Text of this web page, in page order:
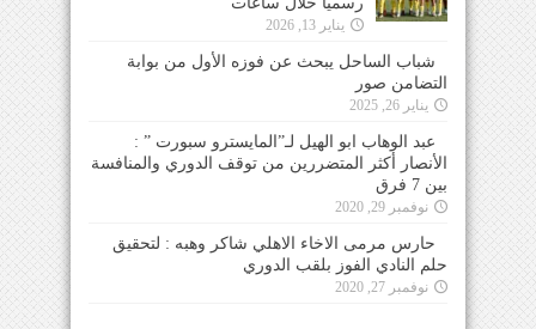
يناير 13, 2026
شباب الساحل يبحث عن فوزه الأول من بوابة
التضامن صور
يناير 26, 2025
عبد الوهاب ابو الهيل لـ”المايسترو سبورت ” :
الأنصار أكثر المتضررين من توقف الدوري والمنافسة
بين 7 فرق
نوفمبر 29, 2020
حارس مرمى الاخاء الاهلي شاكر وهبه : لتحقيق
حلم النادي الفوز بلقب الدوري
نوفمبر 27, 2020